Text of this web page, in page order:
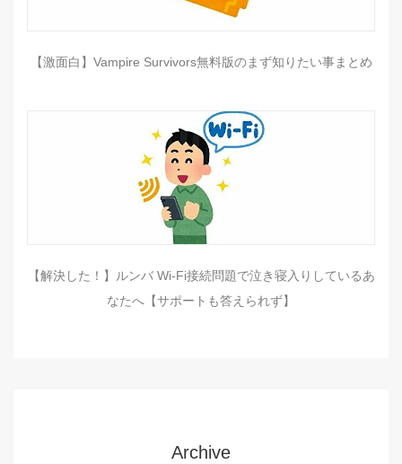
【激面白】Vampire Survivors無料版のまず知りたい事まとめ
【解決した！】ルンバ Wi-Fi接続問題で泣き寝入りしているあ
なたへ【サポートも答えられず】
Archive